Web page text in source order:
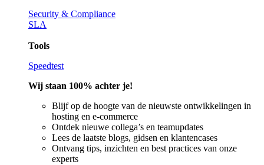
Security & Compliance
SLA
Tools
Speedtest
Wij staan 100% achter je!
Blijf op de hoogte van de nieuwste ontwikkelingen in
hosting en e-commerce
Ontdek nieuwe collega’s en teamupdates
Lees de laatste blogs, gidsen en klantencases
Ontvang tips, inzichten en best practices van onze
experts